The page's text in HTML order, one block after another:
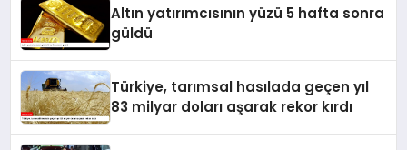
Altın yatırımcısının yüzü 5 hafta sonra
güldü
Türkiye, tarımsal hasılada geçen yıl
83 milyar doları aşarak rekor kırdı